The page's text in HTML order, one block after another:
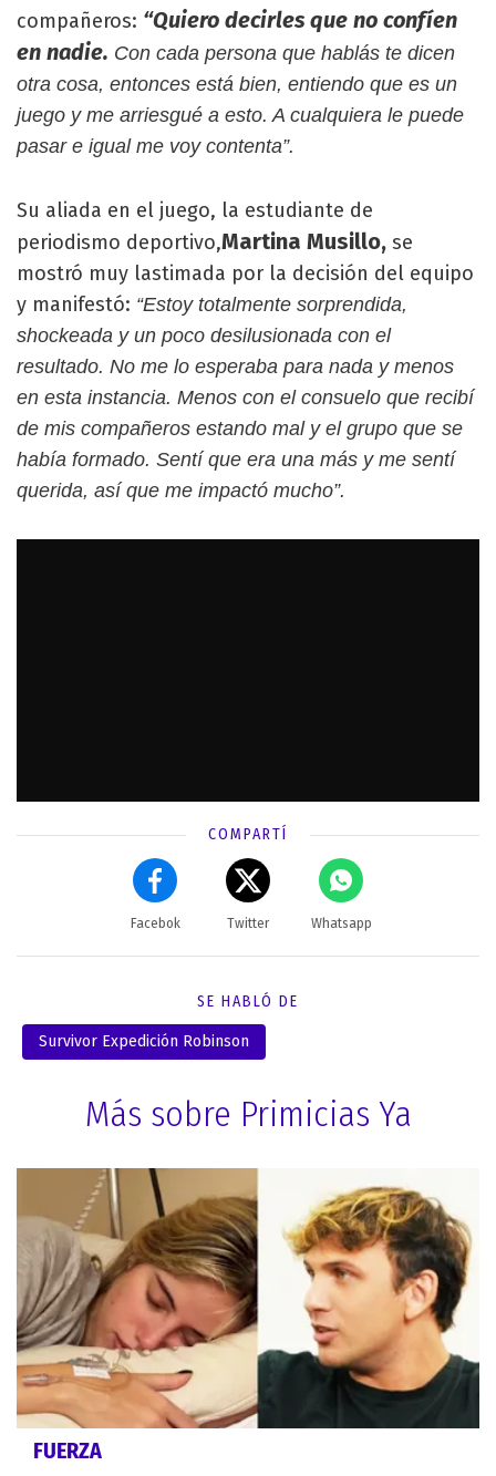
compañeros: “Quiero decirles que no confíen
en nadie. Con cada persona que hablás te dicen
otra cosa, entonces está bien, entiendo que es un
juego y me arriesgué a esto. A cualquiera le puede
pasar e igual me voy contenta”.
Su aliada en el juego, la estudiante de
periodismo deportivo,Martina Musillo, se
mostró muy lastimada por la decisión del equipo
y manifestó: “Estoy totalmente sorprendida,
shockeada y un poco desilusionada con el
resultado. No me lo esperaba para nada y menos
en esta instancia. Menos con el consuelo que recibí
de mis compañeros estando mal y el grupo que se
había formado. Sentí que era una más y me sentí
querida, así que me impactó mucho”.
COMPARTÍ
Facebok Twitter Whatsapp
SE HABLÓ DE
Survivor Expedición Robinson
Más sobre Primicias Ya
FUERZA